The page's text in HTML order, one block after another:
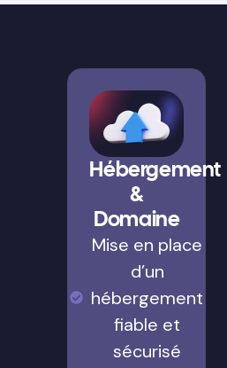
Hébergement
&
Domaine
Mise en place
d’un
hébergement
fiable et
sécurisé